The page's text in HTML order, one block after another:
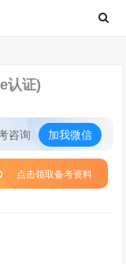
认证)
咨询 加我微信
点击领取备考资料